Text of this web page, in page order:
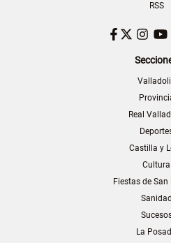
RSS
Facebook
Twitter
Real
Castilla y
Cultura
Fiestas de San
Sanidad
La